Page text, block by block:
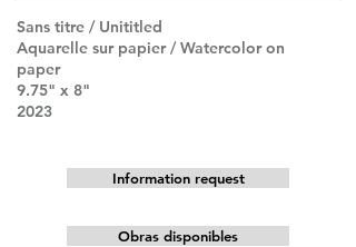
Sans titre / Unititled
Aquarelle sur papier / Watercolor on
paper
9.75" x 8"
2023
Information request
Obras disponibles